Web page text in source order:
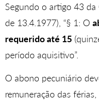
Segundo o artigo 43 da
de 13.4.1977), “§ 1: O
requerido até 15
período aquisitivo”.
O abono pecuniário
remuneração das